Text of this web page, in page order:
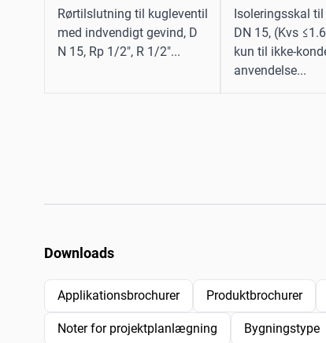
Rørtilslutning til kugleventil
med indvendigt gevind, D
N 15, Rp 1/2", R 1/2"...
Isoleringsskal
DN 15, (Kvs
kun til ikke-
anvendelse...
Downloads
Applikationsbrochurer Produktbrochurer
Noter for projektplanlægning Bygningstype